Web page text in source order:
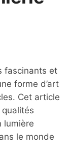
fascinants et
forme d’art
Cet article
lumière
le monde